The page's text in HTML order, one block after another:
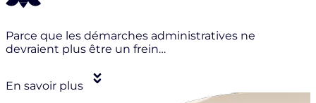
Parce que les démarches administratives ne
devraient plus être un frein…
En savoir plus